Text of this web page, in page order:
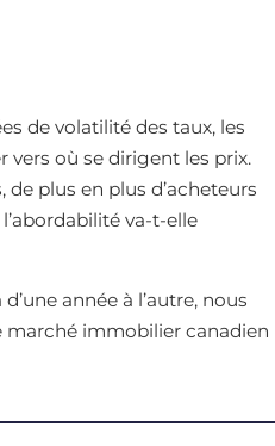
de volatilité des taux, les
vers où se dirigent les prix.
plus en plus d’acheteurs
va-t-elle
année à l’autre, nous
marché immobilier canadien